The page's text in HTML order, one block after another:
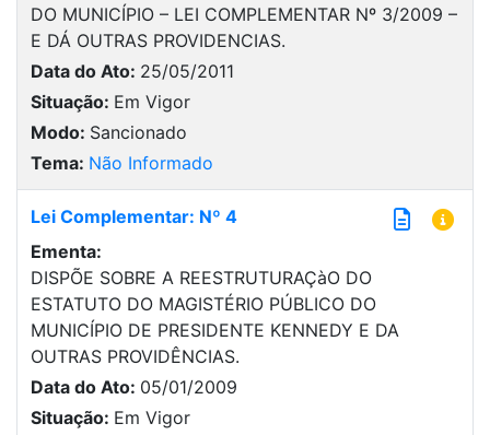
DO MUNICÍPIO – LEI COMPLEMENTAR Nº 3/2009 –
E DÁ OUTRAS PROVIDENCIAS.
Data do Ato: 25/05/2011
Situação: Em Vigor
Modo: Sancionado
Tema: Não Informado
Lei Complementar: Nº 4
Ementa:
DISPÕE SOBRE A REESTRUTURAÇàO DO
ESTATUTO DO MAGISTÉRIO PÚBLICO DO
MUNICÍPIO DE PRESIDENTE KENNEDY E DA
OUTRAS PROVIDÊNCIAS.
Data do Ato: 05/01/2009
Situação: Em Vigor